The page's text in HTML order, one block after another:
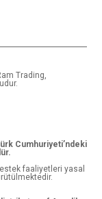
Trading,
Cumhuriyeti’ndeki
faaliyetleri yasal